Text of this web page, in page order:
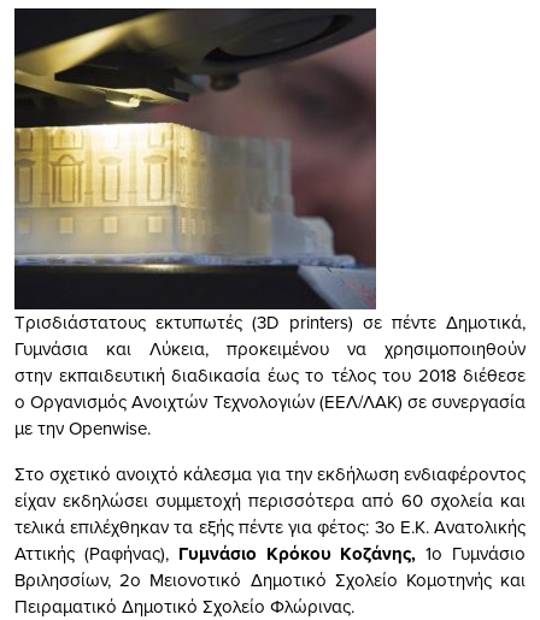
Τρισδιάστατους εκτυπωτές (3D printers) σε πέντε Δημοτικά,
Γυμνάσια και Λύκεια, προκειμένου να χρησιμοποιηθούν
στην εκπαιδευτική διαδικασία έως το τέλος του 2018 διέθεσε
ο Οργανισμός Ανοιχτών Τεχνολογιών (ΕΕΛ/ΛΑΚ) σε συνεργασία
με την Openwise.
Στο σχετικό ανοιχτό κάλεσμα για την εκδήλωση ενδιαφέροντος
είχαν εκδηλώσει συμμετοχή περισσότερα από 60 σχολεία και
τελικά επιλέχθηκαν τα εξής πέντε για φέτος: 3ο Ε.Κ. Ανατολικής
Αττικής (Ραφήνας), Γυμνάσιο Κρόκου Κοζάνης, 1ο Γυμνάσιο
Βριλησσίων, 2o Μειονοτικό Δημοτικό Σχολείο Κομοτηνής και
Πειραματικό Δημοτικό Σχολείο Φλώρινας.